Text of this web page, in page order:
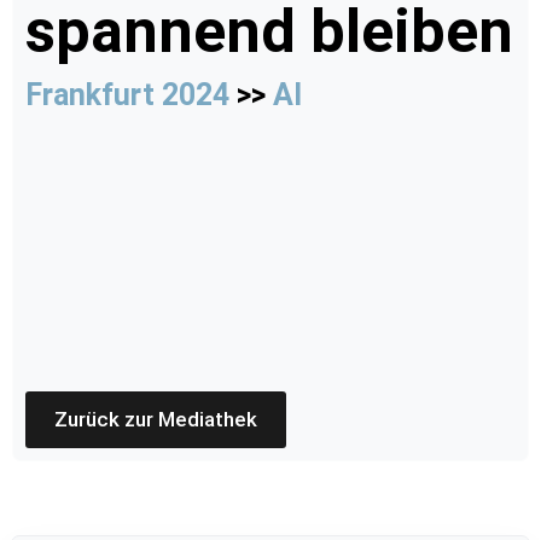
spannend bleiben
Frankfurt 2024 >> AI
Zurück zur Mediathek